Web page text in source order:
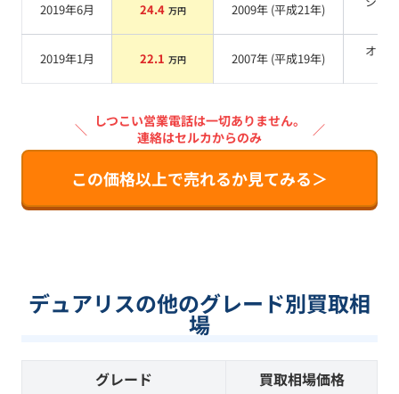
2019年6月 24.4 万円 2009年 (平成21年)
2019年1月 22.1 万円 2007年 (平成19年)
オレ
＼ しつこい営業電話は一切ありません。
連絡はセルカからのみ
／
この価格以上で売れるか見てみる＞
デュアリスの他のグレード別買取相
場
グレード 買取相場価格